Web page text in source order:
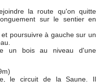
la route qu'on quitte
sur le sentier en
poursuivre à gauche sur un
un bois au niveau d'une
le circuit de la Saune. Il